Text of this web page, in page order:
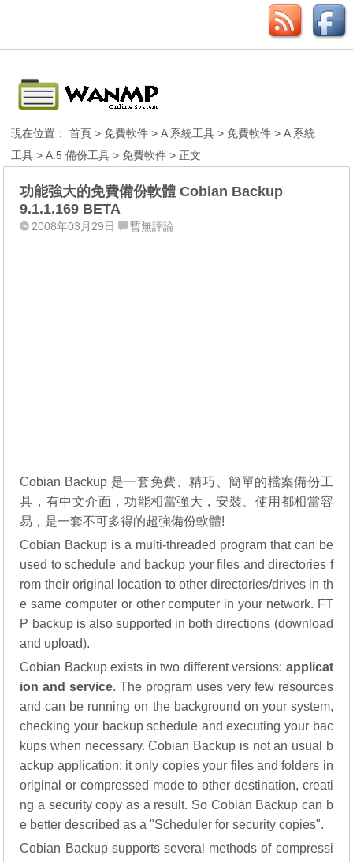
現在位置：首頁 >免費軟件 >A 系統工具 >免費軟件 >A 系統
工具 >A.5 備份工具 >免費軟件 > 正文
功能強大的免費備份軟體 Cobian Backup
9.1.1.169 BETA
2008年03月29日 暫無評論
Cobian Backup 是一套免費、精巧、簡單的檔案備份工
具，有中文介面，功能相當強大，安裝、使用都相當容
易，是一套不可多得的超強備份軟體!
Cobian Backup is a multi-threaded program that can be
used to schedule and backup your files and directories f
rom their original location to other directories/drives in th
e same computer or other computer in your network. FT
P backup is also supported in both directions (download
and upload).
Cobian Backup exists in two different versions: applicat
ion and service. The program uses very few resources
and can be running on the background on your system,
checking your backup schedule and executing your bac
kups when necessary. Cobian Backup is not an usual b
ackup application: it only copies your files and folders in
original or compressed mode to other destination, creati
ng a security copy as a result. So Cobian Backup can b
e better described as a "Scheduler for security copies".
Cobian Backup supports several methods of compressi